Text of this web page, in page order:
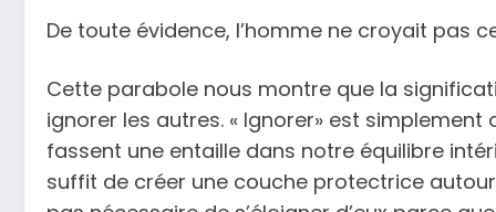
De toute évidence, l’homme ne croyait pas
Cette parabole nous montre que la
ignorer les autres. « Ignorer» est simplement
fassent une entaille dans notre équilibre
suffit de créer une couche protectrice